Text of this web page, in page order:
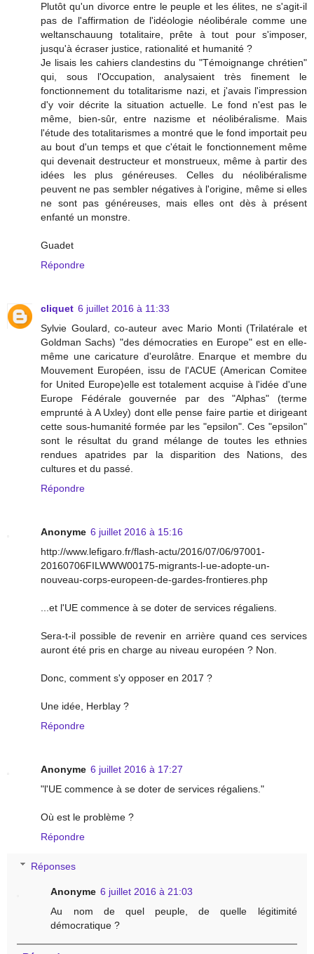
Plutôt qu'un divorce entre le peuple et les élites, ne s'agit-il
pas de l'affirmation de l'idéologie néolibérale comme une
weltanschauung totalitaire, prête à tout pour s'imposer,
jusqu'à écraser justice, rationalité et humanité ?
Je lisais les cahiers clandestins du "Témoignange chrétien"
qui, sous l'Occupation, analysaient très finement le
fonctionnement du totalitarisme nazi, et j'avais l'impression
d'y voir décrite la situation actuelle. Le fond n'est pas le
même, bien-sûr, entre nazisme et néolibéralisme. Mais
l'étude des totalitarismes a montré que le fond importait peu
au bout d'un temps et que c'était le fonctionnement même
qui devenait destructeur et monstrueux, même à partir des
idées les plus généreuses. Celles du néolibéralisme
peuvent ne pas sembler négatives à l'origine, même si elles
ne sont pas généreuses, mais elles ont dès à présent
enfanté un monstre.
Guadet
Répondre
cliquet 6 juillet 2016 à 11:33
Sylvie Goulard, co-auteur avec Mario Monti (Trilatérale et
Goldman Sachs) "des démocraties en Europe" est en elle-
même une caricature d'eurolâtre. Enarque et membre du
Mouvement Européen, issu de l'ACUE (American Comitee
for United Europe)elle est totalement acquise à l'idée d'une
Europe Fédérale gouvernée par des "Alphas" (terme
emprunté à A Uxley) dont elle pense faire partie et dirigeant
cette sous-humanité formée par les "epsilon". Ces "epsilon"
sont le résultat du grand mélange de toutes les ethnies
rendues apatrides par la disparition des Nations, des
cultures et du passé.
Répondre
Anonyme 6 juillet 2016 à 15:16
http://www.lefigaro.fr/flash-actu/2016/07/06/97001-
20160706FILWWW00175-migrants-l-ue-adopte-un-
nouveau-corps-europeen-de-gardes-frontieres.php
...et l'UE commence à se doter de services régaliens.
Sera-t-il possible de revenir en arrière quand ces services
auront été pris en charge au niveau européen ? Non.
Donc, comment s'y opposer en 2017 ?
Une idée, Herblay ?
Répondre
Anonyme 6 juillet 2016 à 17:27
"l'UE commence à se doter de services régaliens."
Où est le problème ?
Répondre
Réponses
Anonyme 6 juillet 2016 à 21:03
Au nom de quel peuple, de quelle légitimité
démocratique ?